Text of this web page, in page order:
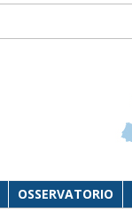
OSSERVATORIO